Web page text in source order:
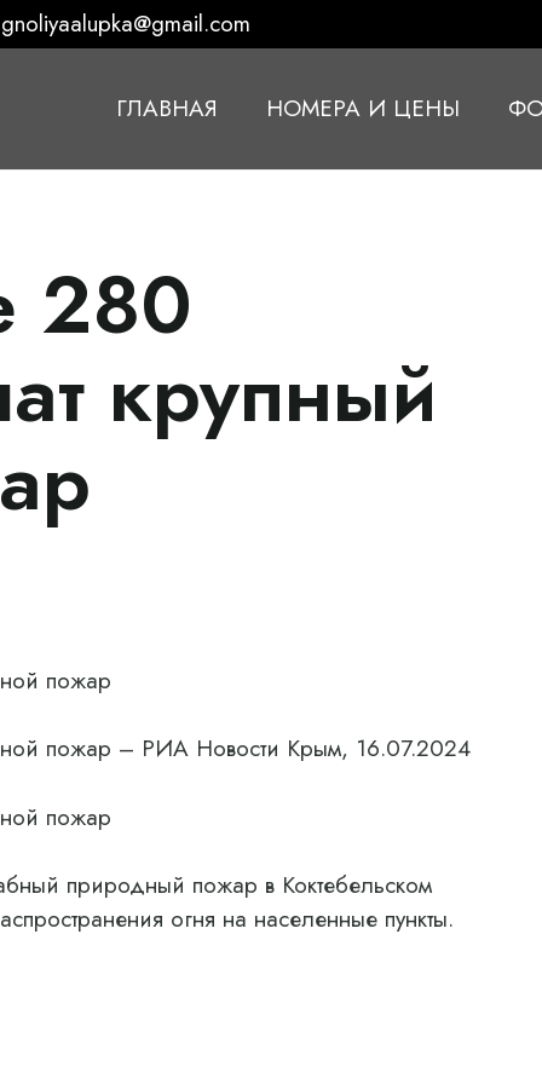
ГЛАВНАЯ НОМЕРА И ЦЕНЫ
280
крупный
пожар
пожар – РИА Новости Крым, 16.07.2024
пожар
природный пожар в Коктебельском
огня на населенные пункты.